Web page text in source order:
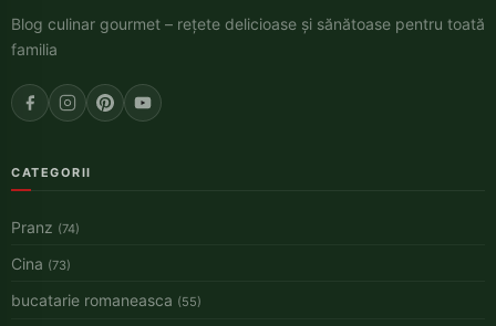
Blog culinar gourmet – rețete delicioase și sănătoase pentru toată
familia
CATEGORII
Pranz (74)
Cina (73)
bucatarie romaneasca (55)